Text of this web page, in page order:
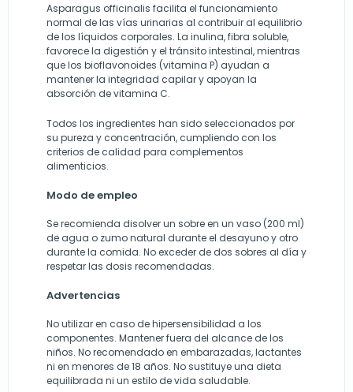
Asparagus officinalis facilita el funcionamiento
normal de las vías urinarias al contribuir al equilibrio
de los líquidos corporales. La inulina, fibra soluble,
favorece la digestión y el tránsito intestinal, mientras
que los bioflavonoides (vitamina P) ayudan a
mantener la integridad capilar y apoyan la
absorción de vitamina C.
Todos los ingredientes han sido seleccionados por
su pureza y concentración, cumpliendo con los
criterios de calidad para complementos
alimenticios.
Modo de empleo
Se recomienda disolver un sobre en un vaso (200 ml)
de agua o zumo natural durante el desayuno y otro
durante la comida. No exceder de dos sobres al día y
respetar las dosis recomendadas.
Advertencias
No utilizar en caso de hipersensibilidad a los
componentes. Mantener fuera del alcance de los
niños. No recomendado en embarazadas, lactantes
ni en menores de 18 años. No sustituye una dieta
equilibrada ni un estilo de vida saludable.